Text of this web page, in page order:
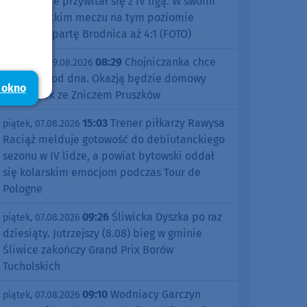
debiutanckim meczu na tym poziomie
pokonał Spartę Brodnica aż 4:1 (FOTO)
niedziela, 09.08.2026 08:29 Chojniczanka chce
odbić się od dna. Okazją będzie domowy
pojedynek ze Zniczem Pruszków
piątek, 07.08.2026 15:03 Trener piłkarzy Rawysa
Raciąż melduje gotowość do debiutanckiego
sezonu w IV lidze, a powiat bytowski oddał
się kolarskim emocjom podczas Tour de
Pologne
piątek, 07.08.2026 09:26 Śliwicka Dyszka po raz
dziesiąty. Jutrzejszy (8.08) bieg w gminie
Śliwice zakończy Grand Prix Borów
Tucholskich
piątek, 07.08.2026 09:10 Wodniacy Garczyn